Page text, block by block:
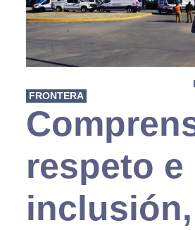
FRONTERA
respeto e
inclusión,